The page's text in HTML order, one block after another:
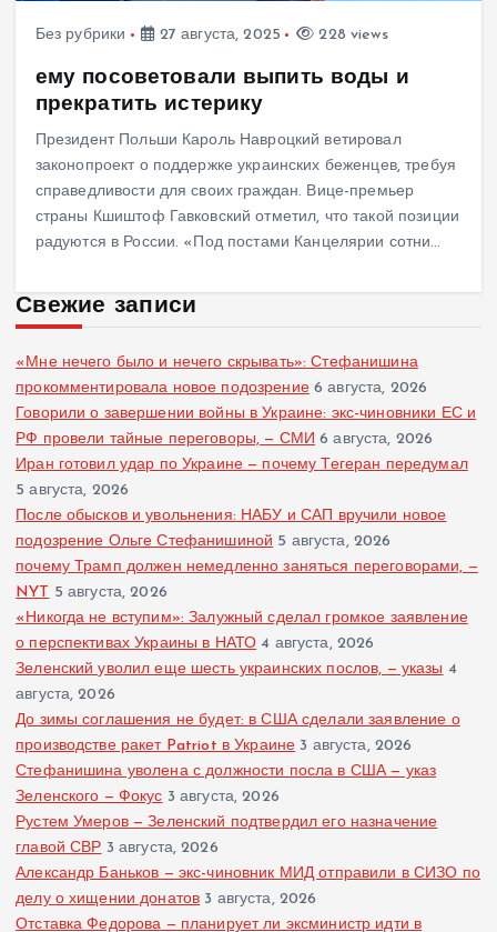
Без рубрики 27 августа, 2025 228 views
ему посоветовали выпить воды и
прекратить истерику
Президент Польши Кароль Навроцкий ветировал
законопроект о поддержке украинских беженцев, требуя
справедливости для своих граждан. Вице-премьер
страны Кшиштоф Гавковский отметил, что такой позиции
радуются в России. «Под постами Канцелярии сотни…
Свежие записи
«Мне нечего было и нечего скрывать»: Стефанишина
прокомментировала новое подозрение 6 августа, 2026
Говорили о завершении войны в Украине: экс-чиновники ЕС и
РФ провели тайные переговоры, — СМИ 6 августа, 2026
Иран готовил удар по Украине — почему Тегеран передумал
5 августа, 2026
После обысков и увольнения: НАБУ и САП вручили новое
подозрение Ольге Стефанишиной 5 августа, 2026
почему Трамп должен немедленно заняться переговорами, —
NYT 5 августа, 2026
«Никогда не вступим»: Залужный сделал громкое заявление
о перспективах Украины в НАТО 4 августа, 2026
Зеленский уволил еще шесть украинских послов, — указы 4
августа, 2026
До зимы соглашения не будет: в США сделали заявление о
производстве ракет Patriot в Украине 3 августа, 2026
Стефанишина уволена с должности посла в США — указ
Зеленского — Фокус 3 августа, 2026
Рустем Умеров — Зеленский подтвердил его назначение
главой СВР 3 августа, 2026
Александр Баньков — экс-чиновник МИД отправили в СИЗО по
делу о хищении донатов 3 августа, 2026
Отставка Федорова — планирует ли эксминистр идти в